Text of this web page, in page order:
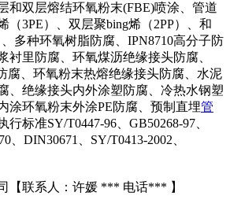
和双层熔结环氧粉末(FBE)喷涂、管道
（3PE）、双层聚bing烯（2PP）、和
多种环氧树脂防腐、IPN8710高分子防
衬里防腐、环氧煤沥绝缘接头防腐、
腐、环氧粉末热熔绝缘接头防腐、水泥
、绝缘接头内外涂塑防腐、冷热水钢塑
涂环氧粉末外涂PE防腐、预制直埋管
标准SY/T0447-96、GB50268-97、
、DIN30671、SY/T0413-2002、
【联系人：许媛 *** 电话*** 】